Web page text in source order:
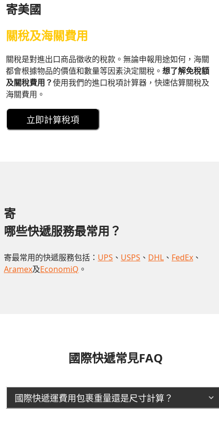
寄美國
關稅及海關費用
關稅是對進出口商品徵收的稅款。無論申報用途如何，海關
都會根據物品的價值和數量等因素決定關稅。 想了解免稅額
及關稅費用？使用我們的進口稅項計算器，快速估算關稅及
海關費用。
立即計算稅項
寄
哪些快遞服務最常用？
寄最常用的快遞服務包括： UPS 、 USPS 、 DHL 、 FedEx 、
Aramex及EconomiQ 。
國際快遞常見FAQ
國際快遞運費用包裹重量還是尺寸計算？